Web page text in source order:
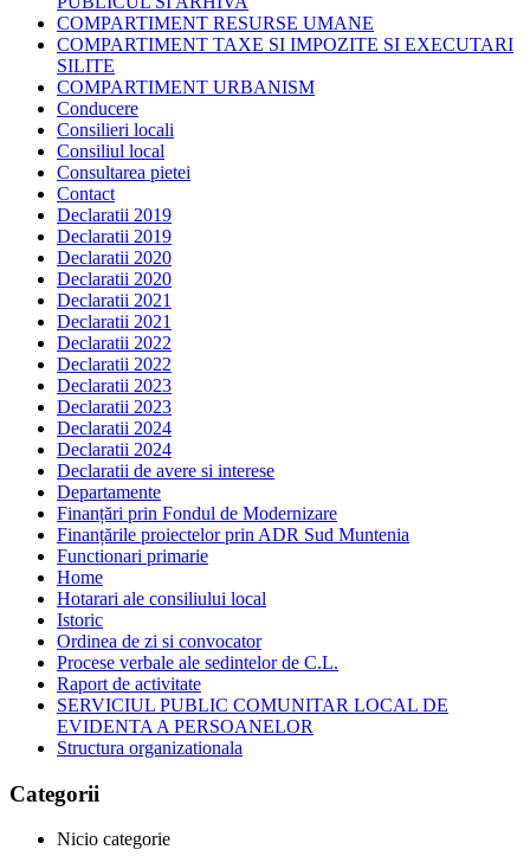
COMPARTIMENT RESURSE UMANE
COMPARTIMENT TAXE SI IMPOZITE SI EXECUTARI
SILITE
COMPARTIMENT URBANISM
Conducere
Consilieri locali
Consiliul local
Consultarea pietei
Contact
Declaratii 2019
Declaratii 2019
Declaratii 2020
Declaratii 2020
Declaratii 2021
Declaratii 2021
Declaratii 2022
Declaratii 2022
Declaratii 2023
Declaratii 2023
Declaratii 2024
Declaratii 2024
Declaratii de avere si interese
Departamente
Finanțări prin Fondul de Modernizare
Finanțările proiectelor prin ADR Sud Muntenia
Functionari primarie
Home
Hotarari ale consiliului local
Istoric
Ordinea de zi si convocator
Procese verbale ale sedintelor de C.L.
Raport de activitate
SERVICIUL PUBLIC COMUNITAR LOCAL DE
EVIDENTA A PERSOANELOR
Structura organizationala
Categorii
Nicio categorie